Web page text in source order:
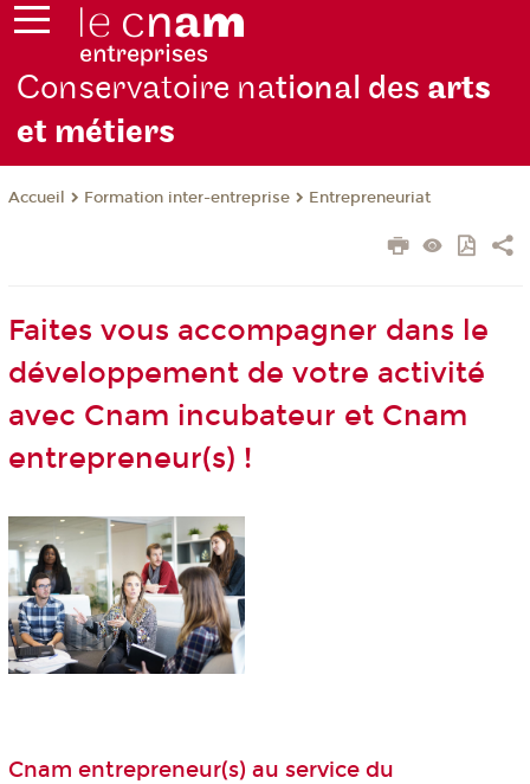
Conservatoire national des arts
et métiers
Accueil Formation inter-entreprise Entrepreneuriat
Faites vous accompagner dans le
développement de votre activité
avec Cnam incubateur et Cnam
entrepreneur(s) !
Cnam entrepreneur(s) au service du